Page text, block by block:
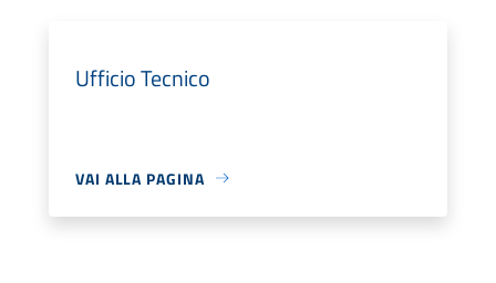
Ufficio Tecnico
VAI ALLA PAGINA